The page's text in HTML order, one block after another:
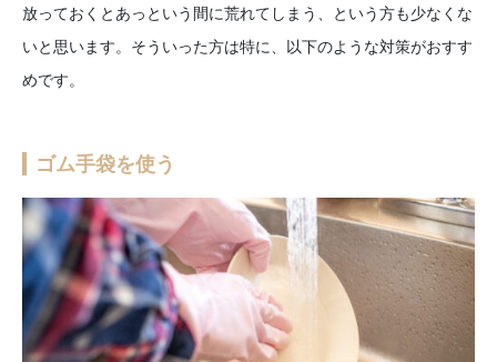
放っておくとあっという間に荒れてしまう、という方も少なくな
いと思います。そういった方は特に、以下のような対策がおすす
めです。
ゴム手袋を使う